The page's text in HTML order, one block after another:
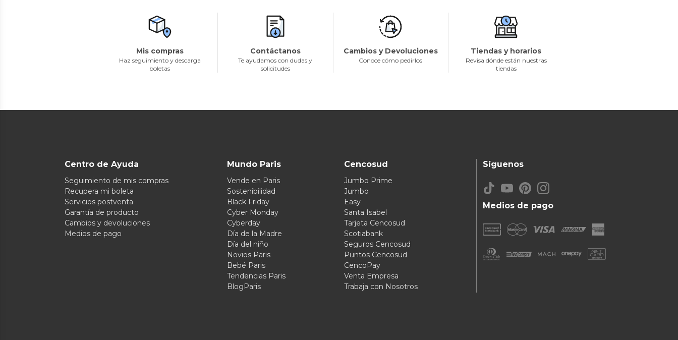
Mis compras
Haz seguimiento y descarga
boletas
Contáctanos
Te ayudamos con dudas y
solicitudes
Cambios y Devoluciones
Conoce cómo pedirlos
Tiendas y horarios
Revisa dónde están nuestras
tiendas
Centro de Ayuda
Seguimiento de mis compras
Recupera mi boleta
Servicios postventa
Garantía de producto
Cambios y devoluciones
Medios de pago
Mundo Paris
Vende en Paris
Sostenibilidad
Black Friday
Cyber Monday
Cyberday
Día de la Madre
Día del niño
Novios Paris
Bebé Paris
Tendencias Paris
BlogParis
Cencosud
Jumbo Prime
Jumbo
Easy
Santa Isabel
Tarjeta Cencosud
Scotiabank
Seguros Cencosud
Puntos Cencosud
CencoPay
Venta Empresa
Trabaja con Nosotros
Medios de pago
Síguenos